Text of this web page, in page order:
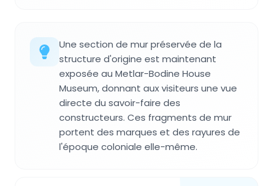
Une section de mur préservée de la
structure d'origine est maintenant
exposée au Metlar-Bodine House
Museum, donnant aux visiteurs une vue
directe du savoir-faire des
constructeurs. Ces fragments de mur
portent des marques et des rayures de
l'époque coloniale elle-même.